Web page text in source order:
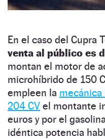
En el caso del Cupra
venta al público es
montan el motor de
microhíbrido de 150
empleen la
204 CV el montante
euros y por el
idéntica potencia